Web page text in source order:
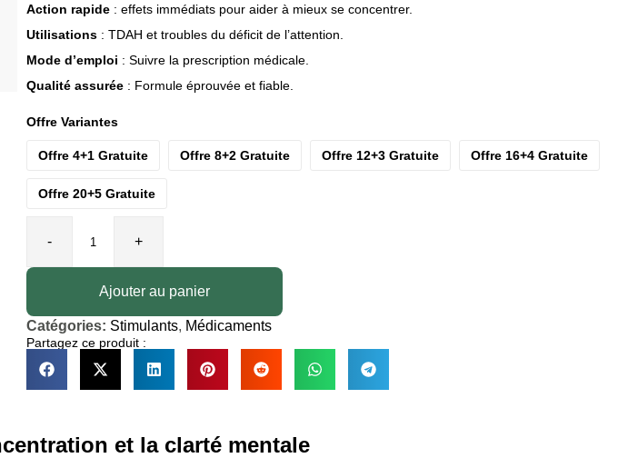
Action rapide : effets immédiats pour aider à mieux se concentrer.
Utilisations : TDAH et troubles du déficit de l’attention.
Mode d’emploi : Suivre la prescription médicale.
Qualité assurée : Formule éprouvée et fiable.
Offre Variantes
Offre 4+1 Gratuite Offre 8+2 Gratuite Offre 12+3 Gratuite Offre 16+4 Gratuite
Offre 20+5 Gratuite
- +
Ajouter au panier
Catégories: Stimulants, Médicaments
Partagez ce produit :
et la clarté mentale